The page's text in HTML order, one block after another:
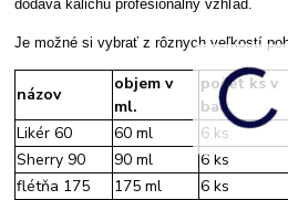
dodáva kalichu profesionálny vzhľad.
Je možné si vybrať z rôznych veľkostí
názov
objem v
ml.
počet ks v
bal.
Likér 60
60 ml 6 ks
Sherry 90
90 ml 6 ks
flétňa 175
175 ml 6 ks